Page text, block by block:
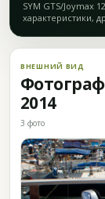
SYM GTS/Joymax
характеристики,
ВНЕШНИЙ ВИД
2014
3 фото